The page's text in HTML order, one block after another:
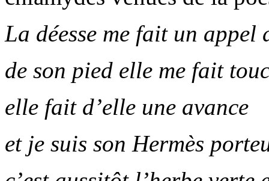
La déesse me fait un appel
de son pied elle me fait
elle fait d’elle une avance
et je suis son Hermès